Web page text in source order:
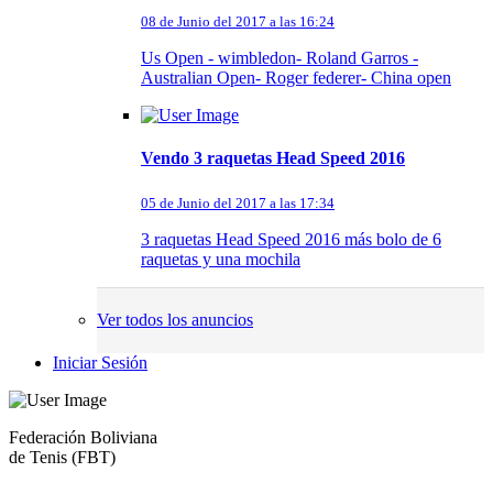
08 de Junio del 2017 a las 16:24
Us Open - wimbledon- Roland Garros -
Australian Open- Roger federer- China open
Vendo 3 raquetas Head Speed 2016
05 de Junio del 2017 a las 17:34
3 raquetas Head Speed 2016 más bolo de 6
raquetas y una mochila
Ver todos los anuncios
Iniciar Sesión
Federación Boliviana
de Tenis (FBT)